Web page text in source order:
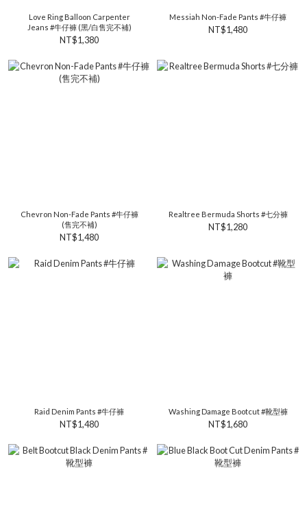
Love Ring Balloon Carpenter
Jeans #牛仔褲 (黑/白售完不補)
NT$1,380
Messiah Non-Fade Pants #牛仔褲
NT$1,480
Chevron Non-Fade Pants #牛仔褲
(售完不補)
NT$1,480
Realtree Bermuda Shorts #七分褲
NT$1,280
Raid Denim Pants #牛仔褲
NT$1,480
Washing Damage Bootcut #靴型褲
NT$1,680